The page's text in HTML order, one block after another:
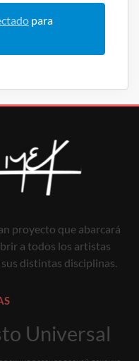
para
proyecto que abarcará
a todos los artistas
distintas disciplinas.
Universal